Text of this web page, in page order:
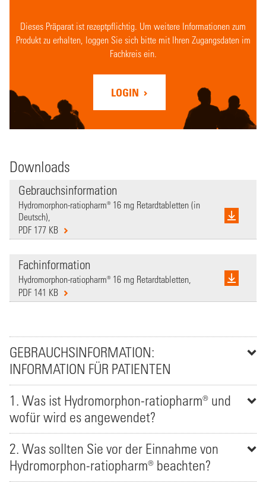
Dieses Präparat ist rezeptpflichtig. Um weitere Informationen zum
Produkt zu erhalten, loggen Sie sich bitte mit Ihren Zugangsdaten im
Fachkreis ein.
LOGIN
Downloads
Gebrauchsinformation
Hydromorphon-ratiopharm® 16 mg Retardtabletten (in
Deutsch),
PDF 177 KB
Fachinformation
Hydromorphon-ratiopharm® 16 mg Retardtabletten,
PDF 141 KB
GEBRAUCHSINFORMATION:
INFORMATION FÜR PATIENTEN
1. Was ist Hydromorphon-ratiopharm® und
wofür wird es angewendet?
2. Was sollten Sie vor der Einnahme von
Hydromorphon-ratiopharm® beachten?